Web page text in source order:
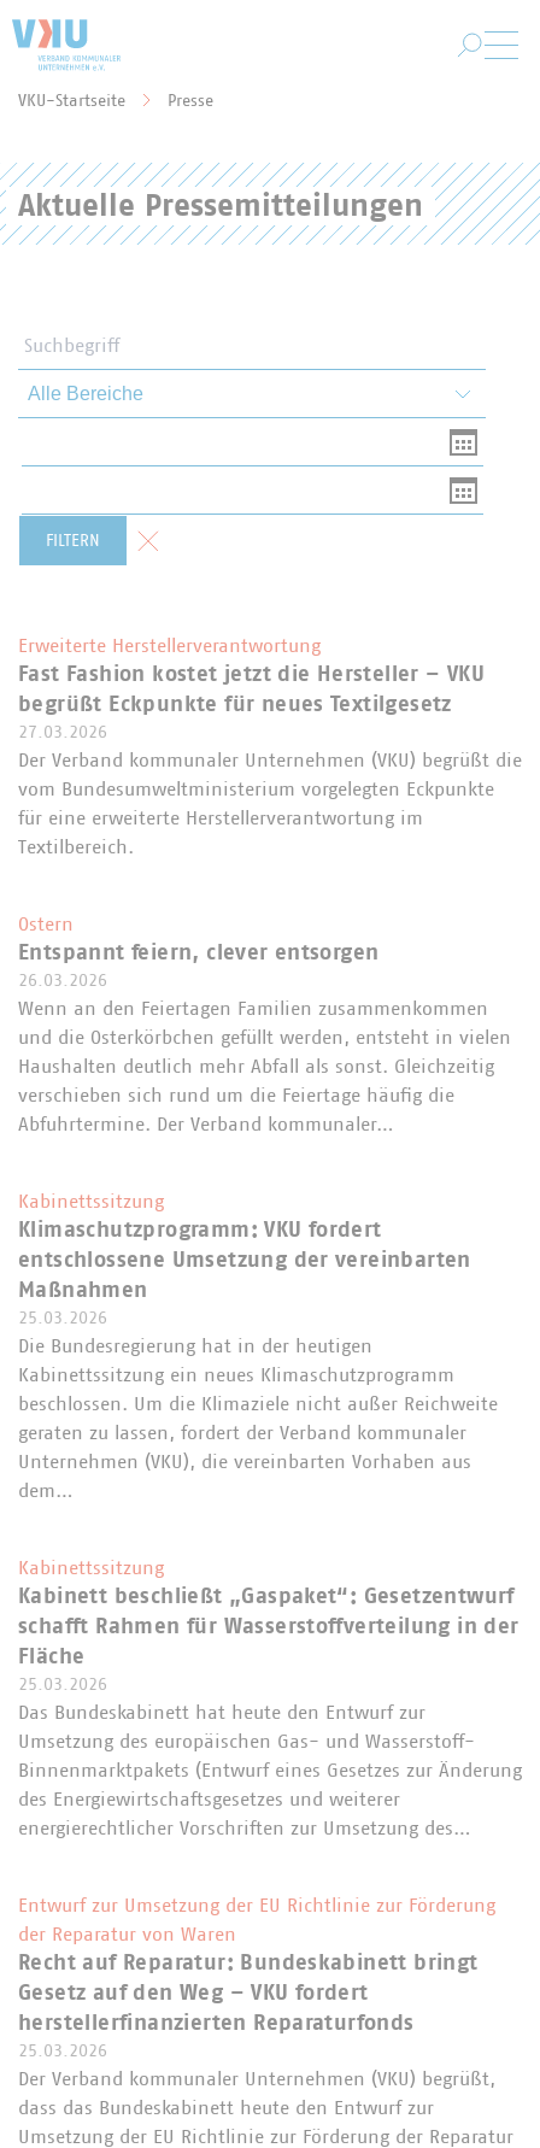
VKU-Startseite Presse
Aktuelle Pressemitteilungen
FILTERN Formular zurücksetzen
Erweiterte Herstellerverantwortung
Fast Fashion kostet jetzt die Hersteller – VKU
begrüßt Eckpunkte für neues Textilgesetz
27.03.2026
Der Verband kommunaler Unternehmen (VKU) begrüßt die
vom Bundesumweltministerium vorgelegten Eckpunkte
für eine erweiterte Herstellerverantwortung im
Textilbereich.
Ostern
Entspannt feiern, clever entsorgen
26.03.2026
Wenn an den Feiertagen Familien zusammenkommen
und die Osterkörbchen gefüllt werden, entsteht in vielen
Haushalten deutlich mehr Abfall als sonst. Gleichzeitig
verschieben sich rund um die Feiertage häufig die
Abfuhrtermine. Der Verband kommunaler…
Kabinettssitzung
Klimaschutzprogramm: VKU fordert
entschlossene Umsetzung der vereinbarten
Maßnahmen
25.03.2026
Die Bundesregierung hat in der heutigen
Kabinettssitzung ein neues Klimaschutzprogramm
beschlossen. Um die Klimaziele nicht außer Reichweite
geraten zu lassen, fordert der Verband kommunaler
Unternehmen (VKU), die vereinbarten Vorhaben aus
dem…
Kabinettssitzung
Kabinett beschließt „Gaspaket“: Gesetzentwurf
schafft Rahmen für Wasserstoffverteilung in der
Fläche
25.03.2026
Das Bundeskabinett hat heute den Entwurf zur
Umsetzung des europäischen Gas- und Wasserstoff-
Binnenmarktpakets (Entwurf eines Gesetzes zur Änderung
des Energiewirtschaftsgesetzes und weiterer
energierechtlicher Vorschriften zur Umsetzung des…
Entwurf zur Umsetzung der EU Richtlinie zur Förderung
der Reparatur von Waren
Recht auf Reparatur: Bundeskabinett bringt
Gesetz auf den Weg – VKU fordert
herstellerfinanzierten Reparaturfonds
25.03.2026
Der Verband kommunaler Unternehmen (VKU) begrüßt,
dass das Bundeskabinett heute den Entwurf zur
Umsetzung der EU Richtlinie zur Förderung der Reparatur